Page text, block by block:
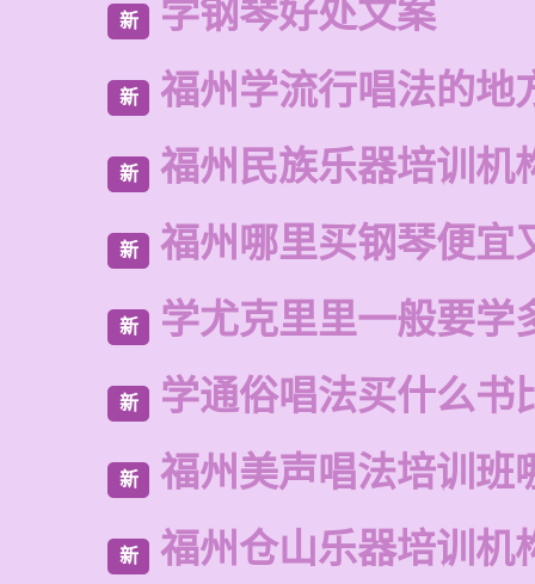
新 学钢琴好处文案
新 福州学流行唱法的地
新 福州民族乐器培训机
新 福州哪里买钢琴便宜
新 学尤克里里一般要学
新 学通俗唱法买什么书
新 福州美声唱法培训班
新 福州仓山乐器培训机